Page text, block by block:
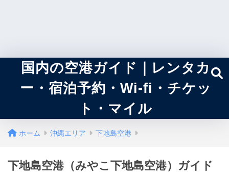
国内の空港ガイド｜レンタカ
ー・宿泊予約・Wi-fi・チケッ
ト・マイル
ホーム 沖縄エリア 下地島空港
下地島空港（みやこ下地島空港）ガイド